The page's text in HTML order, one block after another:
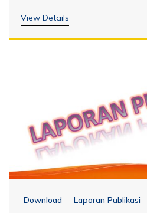
View Details
Download Laporan Publikasi